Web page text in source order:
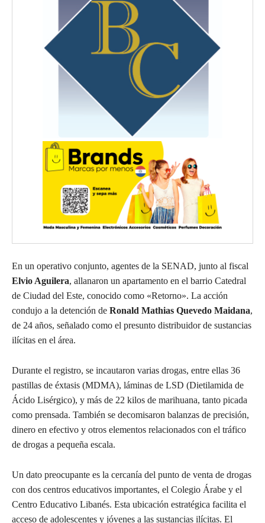
En un operativo conjunto, agentes de la SENAD, junto al fiscal
Elvio Aguilera, allanaron un apartamento en el barrio Catedral
de Ciudad del Este, conocido como «Retorno». La acción
condujo a la detención de Ronald Mathias Quevedo Maidana,
de 24 años, señalado como el presunto distribuidor de sustancias
ilícitas en el área.
Durante el registro, se incautaron varias drogas, entre ellas 36
pastillas de éxtasis (MDMA), láminas de LSD (Dietilamida de
Ácido Lisérgico), y más de 22 kilos de marihuana, tanto picada
como prensada. También se decomisaron balanzas de precisión,
dinero en efectivo y otros elementos relacionados con el tráfico
de drogas a pequeña escala.
Un dato preocupante es la cercanía del punto de venta de drogas
con dos centros educativos importantes, el Colegio Árabe y el
Centro Educativo Libanés. Esta ubicación estratégica facilita el
acceso de adolescentes y jóvenes a las sustancias ilícitas. El